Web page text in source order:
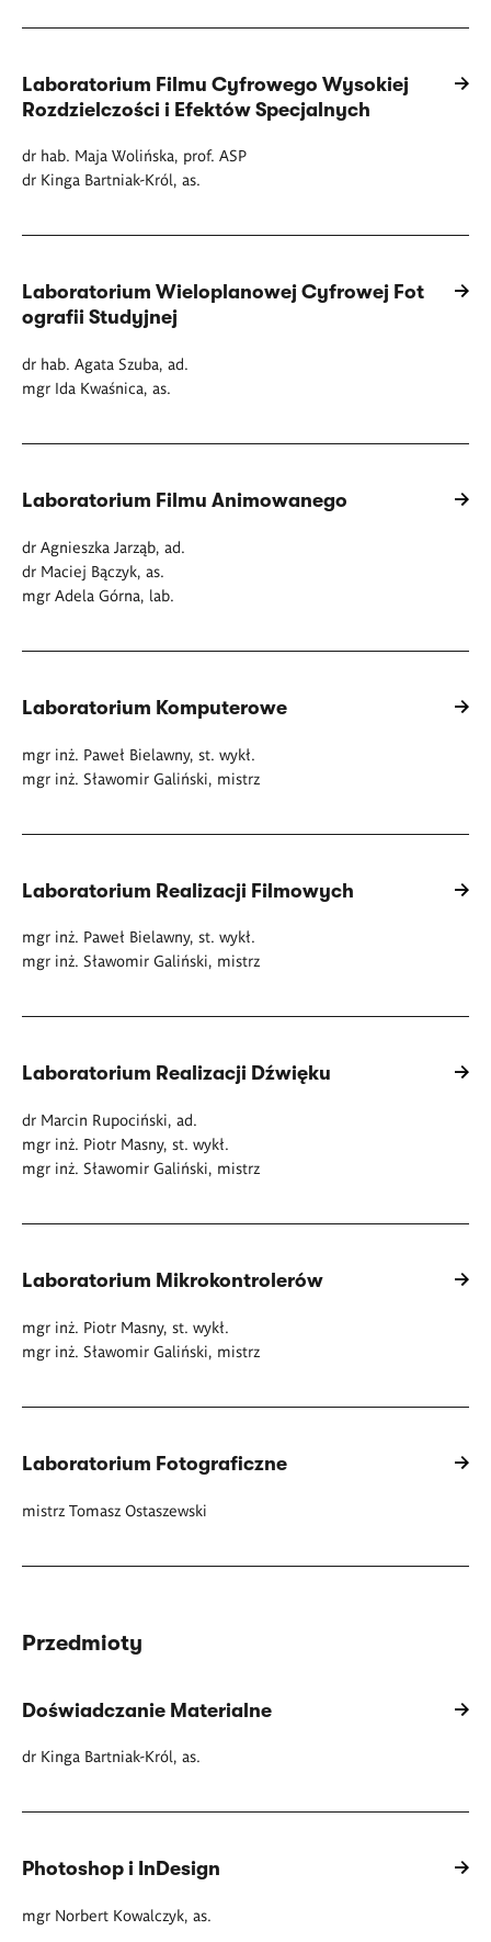
Laboratorium Filmu Cyfrowego Wysokiej
Rozdzielczości i Efektów Specjalnych
dr hab. Maja Wolińska, prof. ASP
dr Kinga Bartniak-Król, as.
Laboratorium Wieloplanowej Cyfrowej Fot
ografii Studyjnej
dr hab. Agata Szuba, ad.
mgr Ida Kwaśnica, as.
Laboratorium Filmu Animowanego
dr Agnieszka Jarząb, ad.
dr Maciej Bączyk, as.
mgr Adela Górna, lab.
Laboratorium Komputerowe
mgr inż. Paweł Bielawny, st. wykł.
mgr inż. Sławomir Galiński, mistrz
Laboratorium Realizacji Filmowych
mgr inż. Paweł Bielawny, st. wykł.
mgr inż. Sławomir Galiński, mistrz
Laboratorium Realizacji Dźwięku
dr Marcin Rupociński, ad.
mgr inż. Piotr Masny, st. wykł.
mgr inż. Sławomir Galiński, mistrz
Laboratorium Mikrokontrolerów
mgr inż. Piotr Masny, st. wykł.
mgr inż. Sławomir Galiński, mistrz
Laboratorium Fotograficzne
mistrz Tomasz Ostaszewski
Przedmioty
Doświadczanie Materialne
dr Kinga Bartniak-Król, as.
Photoshop i InDesign
mgr Norbert Kowalczyk, as.